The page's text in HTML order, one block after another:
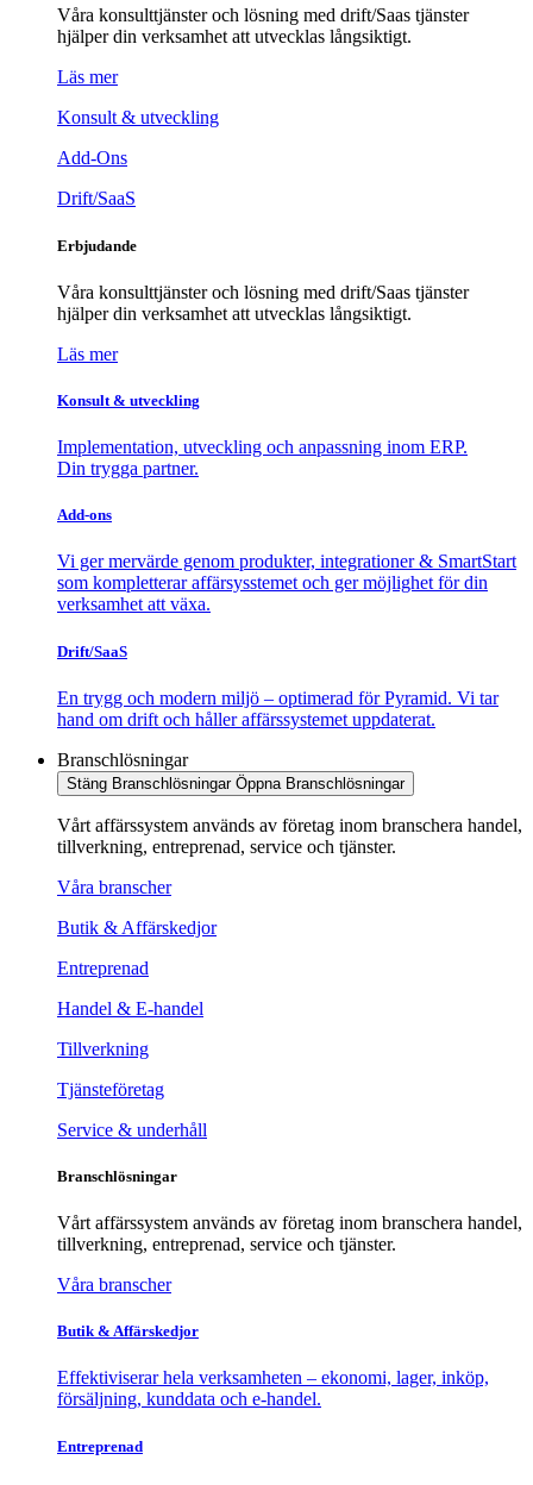
Våra konsulttjänster och lösning med drift/Saas tjänster
hjälper din verksamhet att utvecklas långsiktigt.
Läs mer
Konsult & utveckling
Add-Ons
Drift/SaaS
Erbjudande
Våra konsulttjänster och lösning med drift/Saas tjänster
hjälper din verksamhet att utvecklas långsiktigt.
Läs mer
Konsult & utveckling
Implementation, utveckling och anpassning inom ERP.
Din trygga partner.
Add-ons
Vi ger mervärde genom produkter, integrationer & SmartStart
som kompletterar affärsysstemet och ger möjlighet för din
verksamhet att växa.
Drift/SaaS
En trygg och modern miljö – optimerad för Pyramid. Vi tar
hand om drift och håller affärssystemet uppdaterat.
Branschlösningar
Stäng Branschlösningar Öppna Branschlösningar
Vårt affärssystem används av företag inom branschera handel,
tillverkning, entreprenad, service och tjänster.
Våra branscher
Butik & Affärskedjor
Entreprenad
Handel & E-handel
Tillverkning
Tjänsteföretag
Service & underhåll
Branschlösningar
Vårt affärssystem används av företag inom branschera handel,
tillverkning, entreprenad, service och tjänster.
Våra branscher
Butik & Affärskedjor
Effektiviserar hela verksamheten – ekonomi, lager, inköp,
försäljning, kunddata och e-handel.
Entreprenad